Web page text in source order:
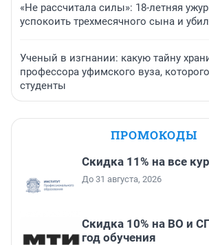
«Не рассчитала силы»: 18-летняя
успокоить трехмесячного сына и
Ученый в изгнании: какую тайну
профессора уфимского вуза,
студенты
ПРОМОКОДЫ
Скидка 11% на все
До 31 августа, 2026
Скидка 10% на ВО и
год обучения